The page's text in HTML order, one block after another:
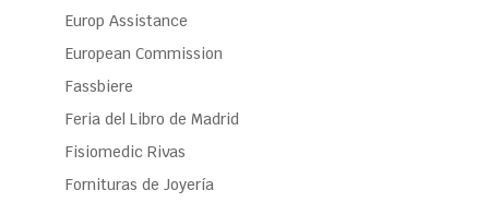
Europ Assistance
European Commission
Fassbiere
Feria del Libro de Madrid
Fisiomedic Rivas
Fornituras de Joyería